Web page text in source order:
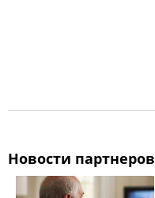
Новости партнеров